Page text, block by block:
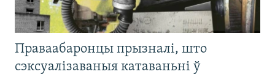
Праваабаронцы прызналі, што
сэксуалізаваныя катаваньні ў